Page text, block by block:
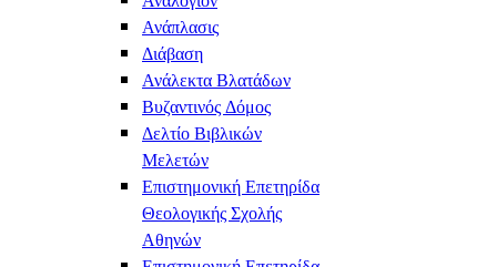
Ανάπλασις
Διάβαση
Ανάλεκτα Βλατάδων
Βυζαντινός Δόμος
Δελτίο Βιβλικών
Μελετών
Επιστημονική Επετηρίδα
Θεολογικής Σχολής
Αθηνών